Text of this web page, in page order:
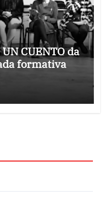
CUENTO da
formativa